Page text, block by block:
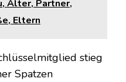
Alter, Partner,
Eltern
stieg
Spatzen